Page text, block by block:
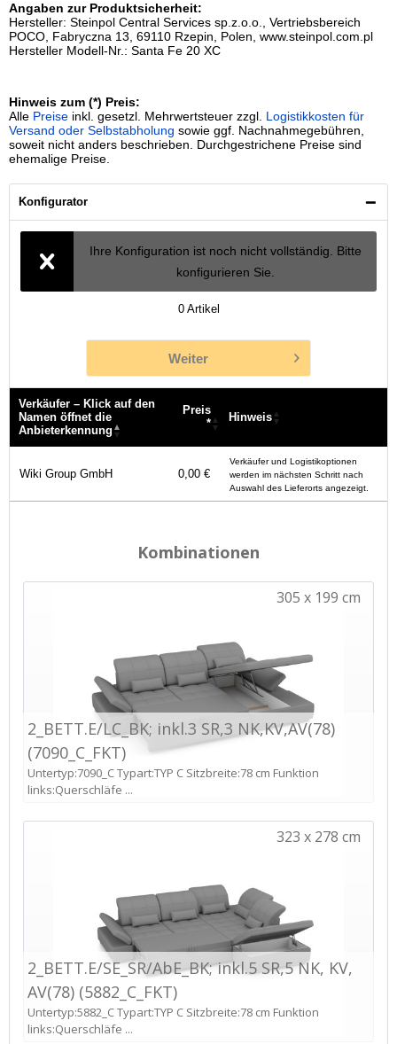
Angaben zur Produktsicherheit:
Hersteller: Steinpol Central Services sp.z.o.o., Vertriebsbereich
POCO, Fabryczna 13, 69110 Rzepin, Polen, www.steinpol.com.pl
Hersteller Modell-Nr.: Santa Fe 20 XC
Hinweis zum (*) Preis:
Alle Preise inkl. gesetzl. Mehrwertsteuer zzgl. Logistikkosten für
Versand oder Selbstabholung sowie ggf. Nachnahmegebühren,
soweit nicht anders beschrieben. Durchgestrichene Preise sind
ehemalige Preise.
Konfigurator
Ihre Konfiguration ist noch nicht vollständig. Bitte
konfigurieren Sie.
0 Artikel
Weiter
Verkäufer – Klick auf den
Namen öffnet die
Anbieterkennung
Preis
*
Hinweis
Namen öffnet die
Anbieterkennung
*
Wiki Group GmbH
0,00 €
Verkäufer und Logistikoptionen
werden im nächsten Schritt nach
Auswahl des Lieferorts angezeigt.